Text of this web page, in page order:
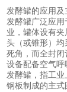
发酵罐的应用
发酵罐广泛应
业，罐体设有
头（或锥形）
死角，而全封闭
设备配备空气呼
发酵罐，指工
钢板制成的主式